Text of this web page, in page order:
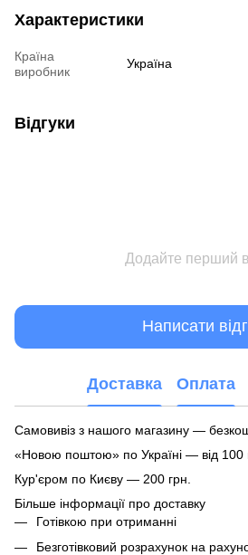
Характеристики
Країна
виробник
Україна
Відгуки
Додайте перший
Написати
Доставка Оплата
Самовивіз з нашого магазину —
«Новою поштою» по Україні — від 100
Кур'єром по Києву — 200 грн.
Більше інформації про доставку
Готівкою при отриманні
Безготівковий розрахунок на